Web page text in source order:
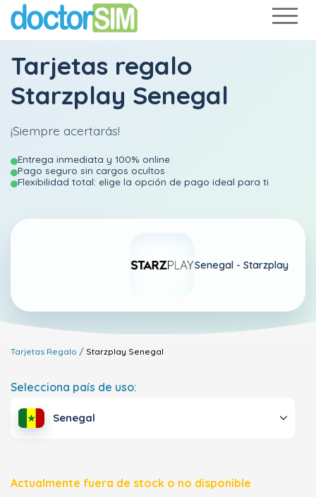
Tarjetas regalo
Starzplay Senegal
¡Siempre acertarás!
Entrega inmediata y 100% online
Pago seguro sin cargos ocultos
Flexibilidad total: elige la opción de pago ideal para ti
Senegal - Starzplay
Tarjetas Regalo Starzplay Senegal
Selecciona país de uso:
Senegal
Actualmente fuera de stock o no disponible